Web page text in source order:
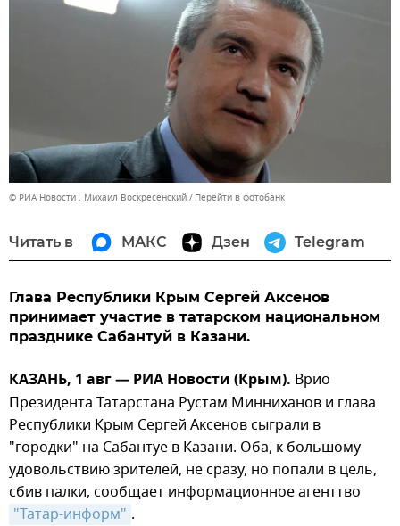
© РИА Новости . Михаил Воскресенский Перейти в фотобанк
Читать в МАКС Дзен Telegram
Глава Республики Крым Сергей Аксенов
принимает участие в татарском национальном
празднике Сабантуй в Казани.
КАЗАНЬ, 1 авг — РИА Новости (Крым). Врио
Президента Татарстана Рустам Минниханов и глава
Республики Крым Сергей Аксенов сыграли в
"городки" на Сабантуе в Казани. Оба, к большому
удовольствию зрителей, не сразу, но попали в цель,
сбив палки, сообщает информационное агенттво
"Татар-информ" .